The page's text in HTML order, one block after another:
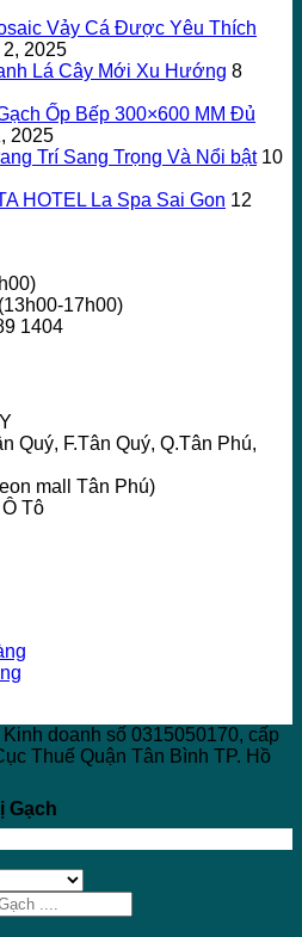
Vảy Cá Được Yêu Thích
2025
Lá Cây Mới Xu Hướng 8
Ốp Bếp 300×600 MM Đủ
2025
Trí Sang Trọng Và Nổi bật 10
HOTEL La Spa Sai Gon 12
17h00)
1404
Quý, F.Tân Quý, Q.Tân Phú,
mall Tân Phú)
Tô
doanh số 0315050170, cấp
Thuế Quận Tân Bình TP. Hồ
Gạch